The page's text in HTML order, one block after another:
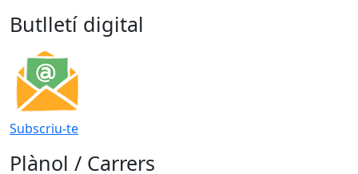
Butlletí digital
Subscriu-te
Plànol / Carrers